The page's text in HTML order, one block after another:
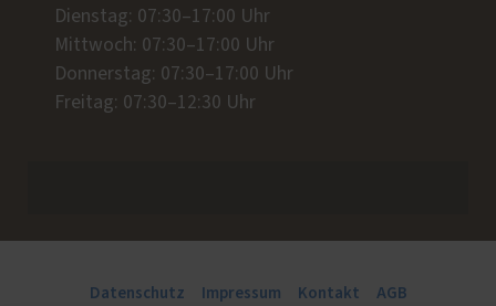
Dienstag: 07:30–17:00 Uhr
Mittwoch: 07:30–17:00 Uhr
Donnerstag: 07:30–17:00 Uhr
Freitag: 07:30–12:30 Uhr
Datenschutz Impressum Kontakt
AGB